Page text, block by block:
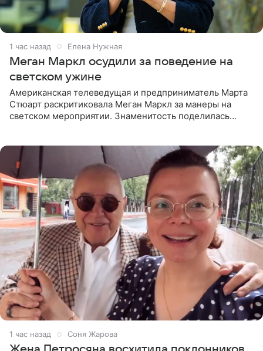
1 час назад Елена Нужная
Меган Маркл осудили за поведение на
светском ужине
Американская телеведущая и предприниматель Марта
Стюарт раскритиковала Меган Маркл за манеры на
светском мероприятии. Знаменитость поделилась
1 час назад Соня Жарова